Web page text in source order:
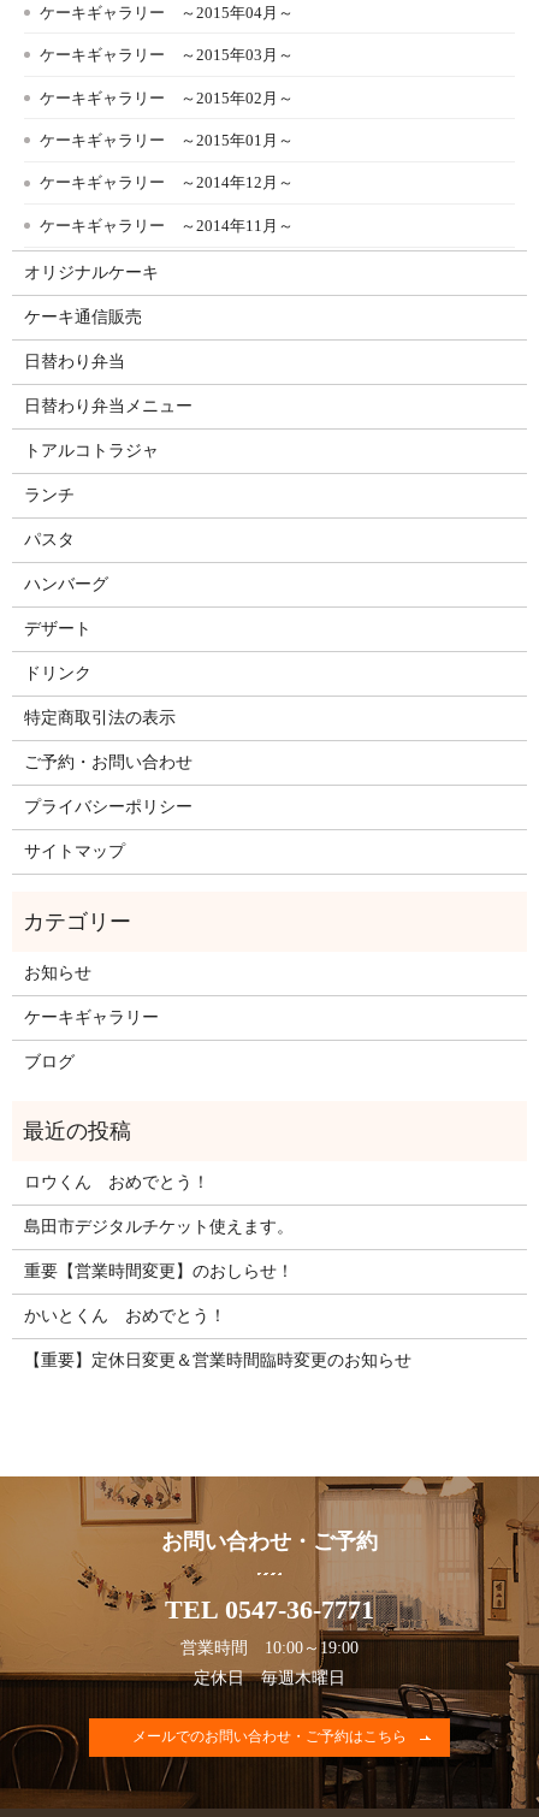
ケーキギャラリー ～2015年04月～
ケーキギャラリー ～2015年03月～
ケーキギャラリー ～2015年02月～
ケーキギャラリー ～2015年01月～
ケーキギャラリー ～2014年12月～
ケーキギャラリー ～2014年11月～
オリジナルケーキ
ケーキ通信販売
日替わり弁当
日替わり弁当メニュー
トアルコトラジャ
ランチ
パスタ
ハンバーグ
デザート
ドリンク
特定商取引法の表示
ご予約・お問い合わせ
プライバシーポリシー
サイトマップ
お知らせ
ケーキギャラリー
ブログ
ロウくん おめでとう！
島田市デジタルチケット使えます。
重要【営業時間変更】のおしらせ！
かいとくん おめでとう！
【重要】定休日変更＆営業時間臨時変更のお知らせ
お問い合わせ・ご予約
TEL 0547-36-7771
営業時間 10:00～19:00
定休日 毎週木曜日
メールでのお問い合わせ・ご予約はこちら